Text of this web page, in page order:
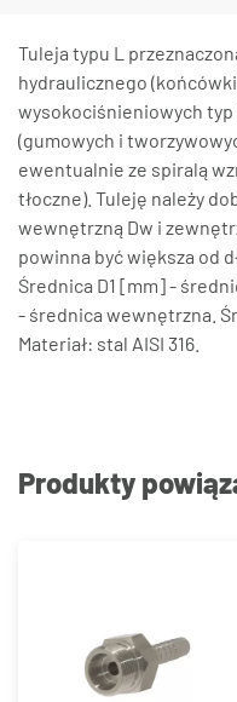
Tuleja typu L
hydraulicznego
wysokociśnieniowych typ
(gumowych i
ewentualnie ze spiralą
tłoczne). Tuleję należy
wewnętrzną Dw i
powinna być większa od
Średnica D1 [mm] -
- średnica wewnętrzna.
Materiał: stal AISI 316.
Produkty